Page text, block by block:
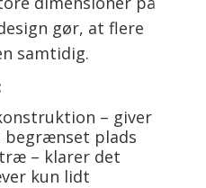
gør, at flere
samtidig.
– giver
plads
– klarer det
kun lidt